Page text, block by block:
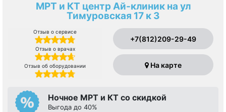
МРТ и КТ центр Ай-клиник на ул
Тимуровская 17 к 3
Отзыв о сервисе
Отзыв о врачах
Отзыв об оборудовании
+7(812)209-29-49
На карте
Ночное МРТ и КТ со скидкой
Выгода до 40%